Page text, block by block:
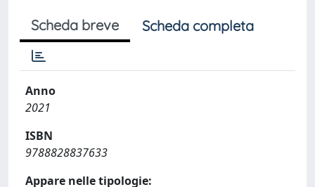
Scheda breve Scheda completa
Anno
2021
ISBN
9788828837633
Appare nelle tipologie: